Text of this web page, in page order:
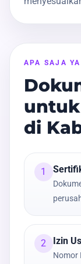
APA SAJA
di
1
2 Izin
Nomor